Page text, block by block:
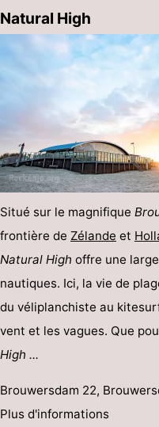
Natural High
Situé sur le magnifique
frontière de Zélande et
Natural High offre une
nautiques. Ici, la vie de
du véliplanchiste au
vent et les vagues. Que
High ...
Brouwersdam 22,
Plus d'informations